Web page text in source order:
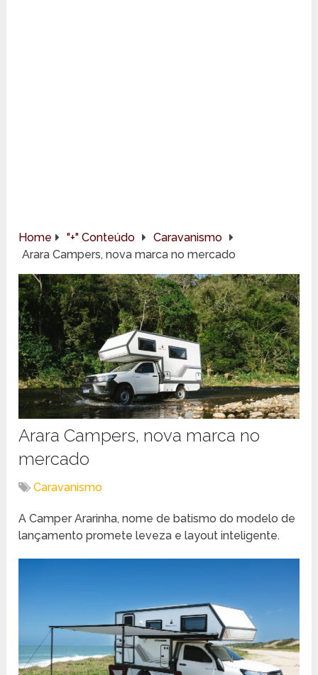
Home "+" Conteúdo
Caravanismo
Arara Campers, nova marca no mercado
Arara Campers, nova marca no
mercado
Caravanismo
A Camper Ararinha, nome de batismo do modelo de
lançamento promete leveza e layout inteligente.